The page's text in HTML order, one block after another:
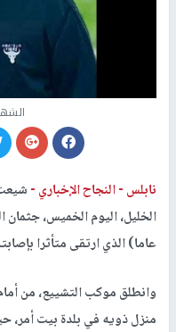
نابلس -النجاح الإخباري -
عاما) الذي ارتقى متأثرا
وانطلق موكب التشييع، من
منزل ذويه في بلدة بيت أمر،